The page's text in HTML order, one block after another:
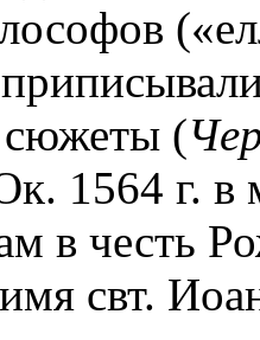
сюжеты (
1564 г. в
в честь
свт.